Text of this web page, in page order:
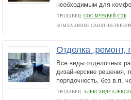
необходимым для
ПРОДАВЕЦ: ООО МУРАВЕЙ-СПБ
КОМПАНИЯ ИЗ САНКТ-
Отделка
Все виды отделочных
дизайнерские решения,
порядочность, без в.п.
ПРОДАВЕЦ: АЛЕКСАНДР